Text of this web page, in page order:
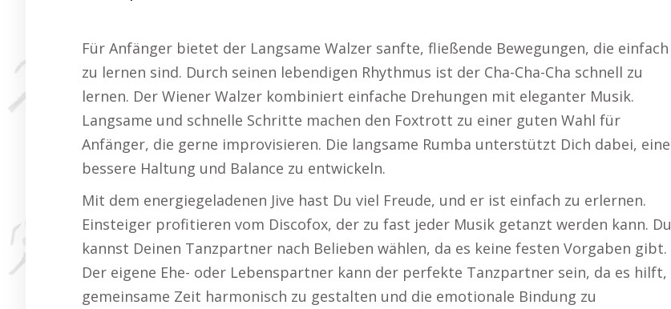
Für Anfänger bietet der Langsame Walzer sanfte, fließende Bewegungen, die einfach
zu lernen sind. Durch seinen lebendigen Rhythmus ist der Cha-Cha-Cha schnell zu
lernen. Der Wiener Walzer kombiniert einfache Drehungen mit eleganter Musik.
Langsame und schnelle Schritte machen den Foxtrott zu einer guten Wahl für
Anfänger, die gerne improvisieren. Die langsame Rumba unterstützt Dich dabei, eine
bessere Haltung und Balance zu entwickeln.
Mit dem energiegeladenen Jive hast Du viel Freude, und er ist einfach zu erlernen.
Einsteiger profitieren vom Discofox, der zu fast jeder Musik getanzt werden kann. Du
kannst Deinen Tanzpartner nach Belieben wählen, da es keine festen Vorgaben gibt.
Der eigene Ehe- oder Lebenspartner kann der perfekte Tanzpartner sein, da es hilft,
gemeinsame Zeit harmonisch zu gestalten und die emotionale Bindung zu